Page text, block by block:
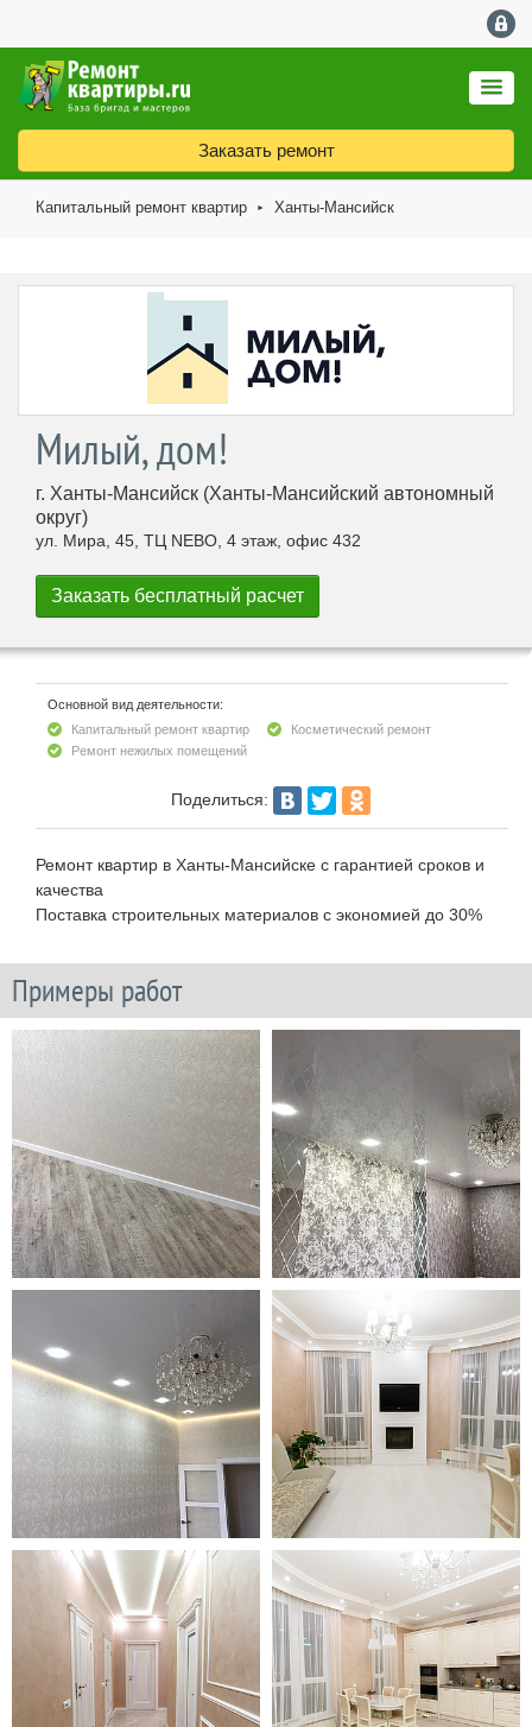
Заказать ремонт
Капитальный ремонт квартир ► Ханты-Мансийск
Милый, дом!
г. Ханты-Мансийск (Ханты-Мансийский автономный
округ)
ул. Мира, 45, ТЦ NEBO, 4 этаж, офис 432
Основной вид деятельности:
Капитальный ремонт квартир
Косметический ремонт
Ремонт нежилых помещений
Поделиться:
Ремонт квартир в Ханты-Мансийске с гарантией сроков и
качества
Поставка строительных материалов с экономией до 30%
Примеры работ